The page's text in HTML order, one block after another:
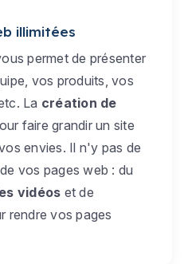
illimitées
permet de présenter
vos produits, vos
La création de
faire grandir un site
envies. Il n'y pas de
vos pages web : du
vidéos et de
rendre vos pages